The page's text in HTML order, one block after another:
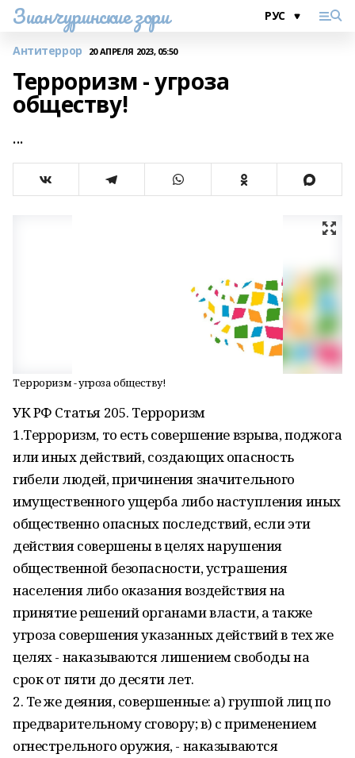
Зианчуринские зори
Антитеррор 20 АПРЕЛЯ 2023, 05:50
Терроризм - угроза
обществу!
...
Терроризм - угроза обществу!
УК РФ Статья 205. Терроризм
1.Терроризм, то есть совершение взрыва, поджога
или иных действий, создающих опасность
гибели людей, причинения значительного
имущественного ущерба либо наступления иных
общественно опасных последствий, если эти
действия совершены в целях нарушения
общественной безопасности, устрашения
населения либо оказания воздействия на
принятие решений органами власти, а также
угроза совершения указанных действий в тех же
целях - наказываются лишением свободы на
срок от пяти до десяти лет.
2. Те же деяния, совершенные: а) группой лиц по
предварительному сговору; в) с применением
огнестрельного оружия, - наказываются